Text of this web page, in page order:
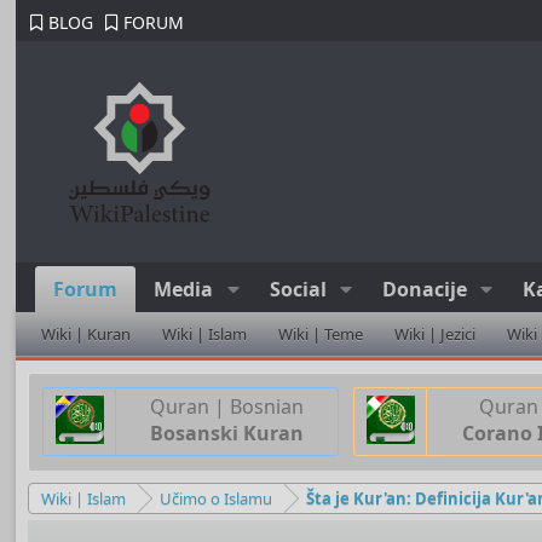
BLOG FORUM
Forum Media Social Donacije
Wiki | Kuran Wiki | Islam Wiki | Teme Wiki | Jezici Wiki
Quran | Bosnian
Bosanski Kuran
Corano
Wiki | Islam Učimo o Islamu Šta je Kur'an: Definicija